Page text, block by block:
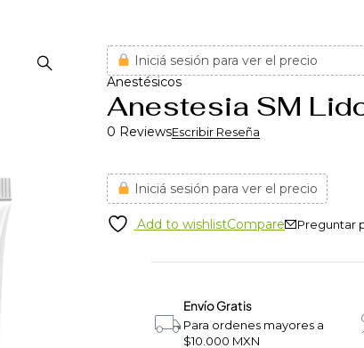
Iniciá sesión para ver el precio
Anestésicos
Anestesia SM
0 ReviewsEscribir Reseña
Iniciá sesión para ver el precio
Add to wishlistCompare Preguntar
Envío Gratis
Para ordenes mayores a
$10.000 MXN